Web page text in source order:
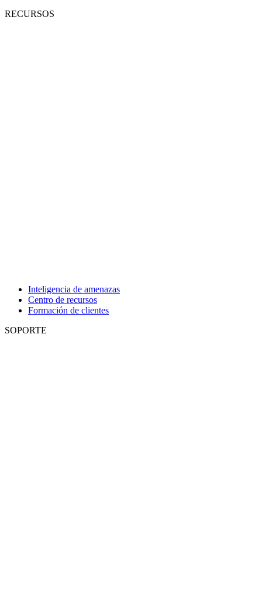
RECURSOS
Inteligencia de amenazas
Centro de recursos
Formación de clientes
SOPORTE